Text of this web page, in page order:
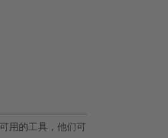
用的工具，他们可